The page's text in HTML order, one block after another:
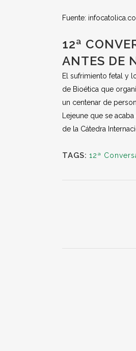
Fuente:
12ª
ANTES DE
El sufrimiento fetal y
de Bioética que
un centenar de
Lejeune que se
de la Cátedra
TAGS: 12ª